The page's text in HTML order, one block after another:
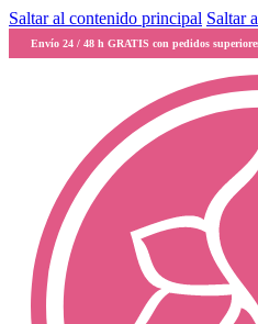
Saltar al contenido principal Saltar
Envío 24 / 48 h GRATIS con pedidos